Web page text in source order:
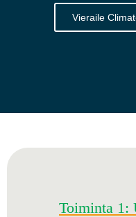
Vieraile
Toiminta 1: